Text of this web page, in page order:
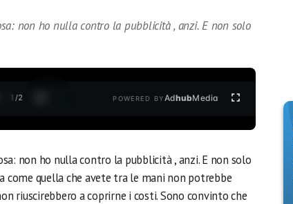
non ho nulla contro la pubblicità , anzi. E non solo
1 /2 POWERED BYAdhubMedia
non ho nulla contro la pubblicità , anzi. E non solo
come quella che avete tra le mani non potrebbe
riuscirebbero a coprirne i costi. Sono convinto che